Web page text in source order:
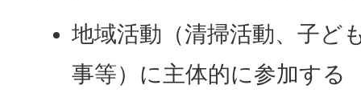
地域活動（清掃活動、子ど
事等）に主体的に参加する